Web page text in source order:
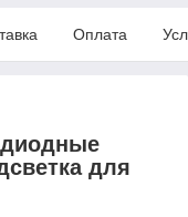
Оплата
для